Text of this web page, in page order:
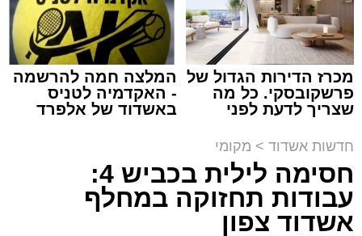
תגים:הגרי"ב שרייבר מעגלים
ארוע שטרם היה כמותו: בשבוע הבא ביום ג'
יתכנסו המוני בחורי הישיבות שטרם החלו את זמן
'אלול', והם יזכו לשמוע את גדולי הדור, מרן הגרי"ב
שרייבר שליט"א והגאון רבי ישאי טולידנו שליט"א,
שבשעה נדירה של קורת רוח ישתפו את שומעיהם
מכרז הדירות הגדול של
פרשקובסקי. כל מה
שצריך לדעת לפני
באשדוד
המלצה חמה להרשמה
- האקדמיה לטניס
באשדוד של אלפרד
חדשות אשדוד > מקומי
חסימה לילית בכביש 4:
עבודות תחזוקה במחלף
אשדוד צפון